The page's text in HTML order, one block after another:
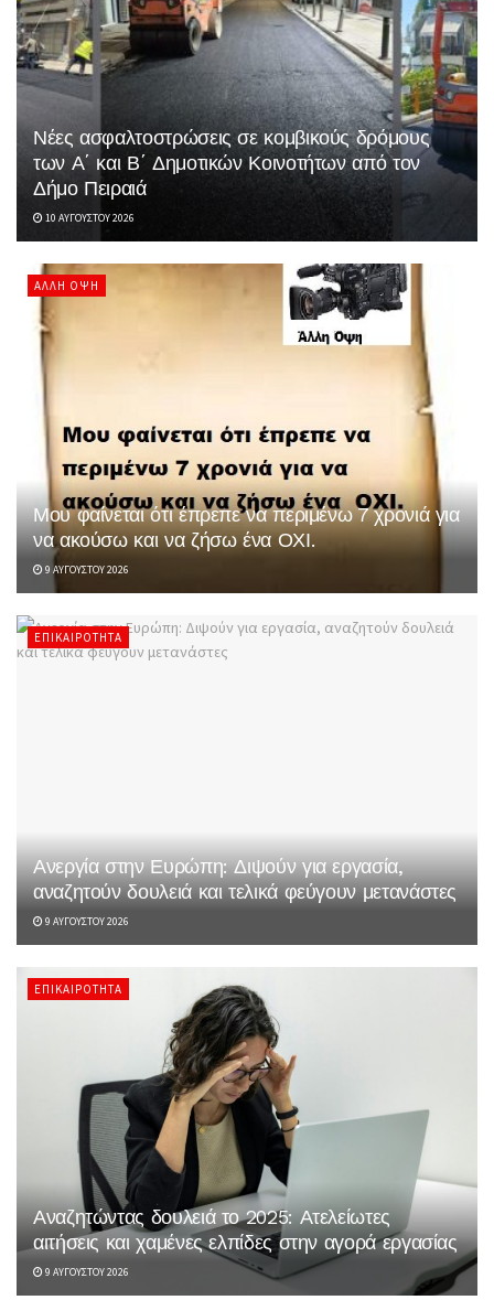
Νέες ασφαλτοστρώσεις σε κομβικούς δρόμους
των Α΄ και Β΄ Δημοτικών Κοινοτήτων από τον
Δήμο Πειραιά
10 ΑΥΓΟΎΣΤΟΥ 2026
ΆΛΛΗ ΌΨΗ
Μου φαίνεται ότι έπρεπε να περιμένω 7 χρονιά για
να ακούσω και να ζήσω ένα ΟΧΙ.
9 ΑΥΓΟΎΣΤΟΥ 2026
ΕΠΙΚΑΙΡΌΤΗΤΑ
Ανεργία στην Ευρώπη: Διψούν για εργασία,
αναζητούν δουλειά και τελικά φεύγουν μετανάστες
9 ΑΥΓΟΎΣΤΟΥ 2026
ΕΠΙΚΑΙΡΌΤΗΤΑ
Αναζητώντας δουλειά το 2025: Ατελείωτες
αιτήσεις και χαμένες ελπίδες στην αγορά εργασίας
9 ΑΥΓΟΎΣΤΟΥ 2026